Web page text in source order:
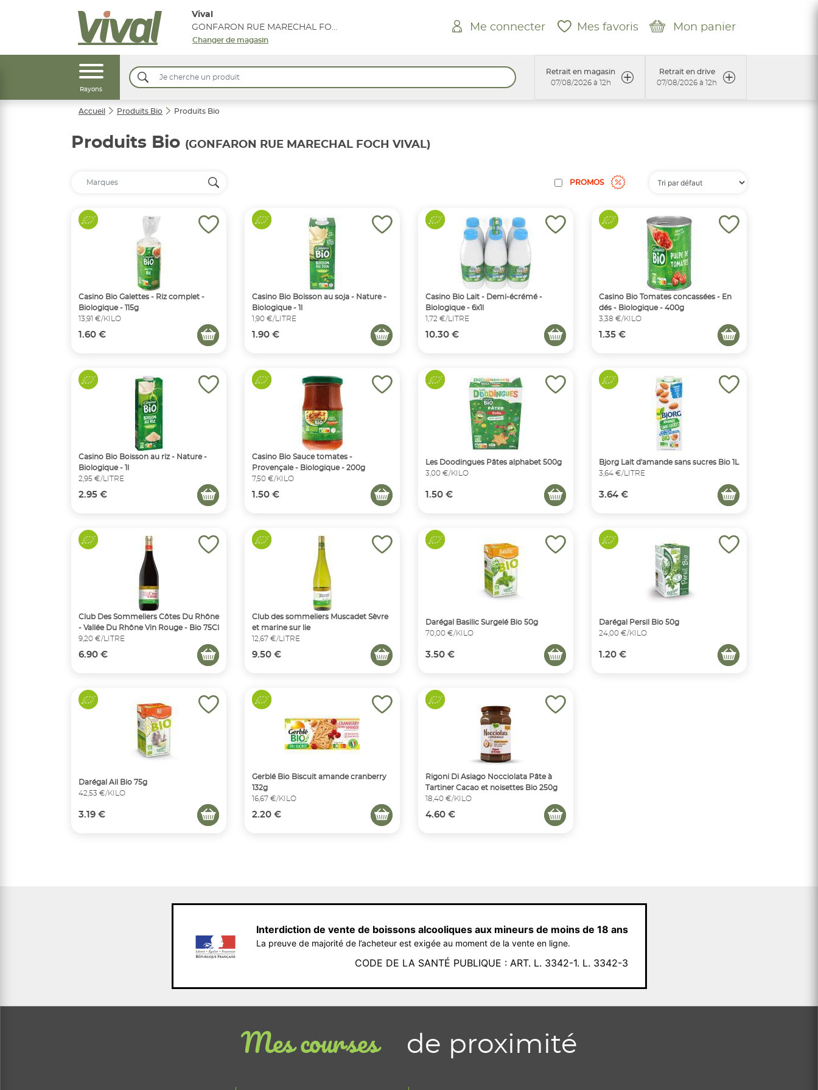
Vival
GONFARON RUE MARECHAL FOCH VIVAL
Changer de magasin
Me connecter Mes favoris Mon panier
Rayons
Retrait en magasin
07/08/2026 à 12h
Retrait en drive
07/08/2026 à 12h
Accueil Produits Bio Produits Bio
Produits Bio (GONFARON RUE MARECHAL FOCH VIVAL)
PROMOS
Casino Bio Galettes - Riz complet -
Biologique - 115g
13,91 €/KILO
1.60 €
Casino Bio Boisson au soja - Nature -
Biologique - 1l
1,90 €/LITRE
1.90 €
Casino Bio Lait - Demi-écrémé -
Biologique - 6x1l
1,72 €/LITRE
10.30 €
Casino Bio Tomates concassées - En
dés - Biologique - 400g
3,38 €/KILO
1.35 €
Casino Bio Boisson au riz - Nature -
Biologique - 1l
2,95 €/LITRE
2.95 €
Casino Bio Sauce tomates -
Provençale - Biologique - 200g
7,50 €/KILO
1.50 €
Les Doodingues Pâtes alphabet 500g
3,00 €/KILO
1.50 €
Bjorg Lait d'amande sans sucres Bio 1L
3,64 €/LITRE
3.64 €
Club Des Sommeliers Côtes Du Rhône
- Vallée Du Rhône Vin Rouge - Bio 75Cl
9,20 €/LITRE
6.90 €
Club des sommeliers Muscadet Sèvre
et marine sur lie
12,67 €/LITRE
9.50 €
Darégal Basilic Surgelé Bio 50g
70,00 €/KILO
3.50 €
Darégal Persil Bio 50g
24,00 €/KILO
1.20 €
Darégal Ail Bio 75g
42,53 €/KILO
3.19 €
Gerblé Bio Biscuit amande cranberry
132g
16,67 €/KILO
2.20 €
Rigoni Di Asiago Nocciolata Pâte à
Tartiner Cacao et noisettes Bio 250g
18,40 €/KILO
4.60 €
Interdiction de vente de boissons alcooliques aux mineurs de moins de 18 ans
La preuve de majorité de l’acheteur est exigée au moment de la vente en ligne.
CODE DE LA SANTÉ PUBLIQUE : ART. L. 3342-1. L. 3342-3
Mes courses de proximité